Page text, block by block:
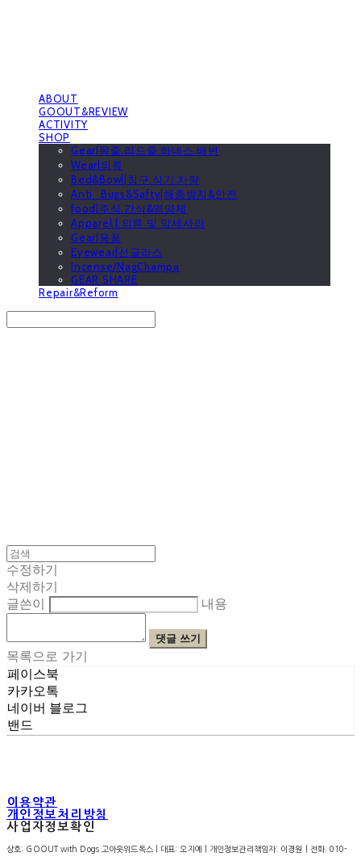
ABOUT
GOOUT&REVIEW
ACTIVITY
SHOP
Gear|목줄.리드줄.하네스.배변
Wear|의류
Bed&Bowl|침구.식기.차량
Anti_Bugs&Safty|해충방지&안전
food|주식.간식&영양제
Apparel | 의류 및 악세사리
Gear|용품
Eyewear|선글라스
Incense/NagChampa
GEAR SHARE
Repair&Reform
수정하기
삭제하기
글쓴이
내용
댓글 쓰기
목록으로 가기
페이스북
카카오톡
네이버 블로그
밴드
이용약관
개인정보처리방침
사업자정보확인
상호: GOOUT with Dogs 고아웃위드독스 | 대표: 오지예 | 개인정보관리책임자: 이경원 | 전화: 010-